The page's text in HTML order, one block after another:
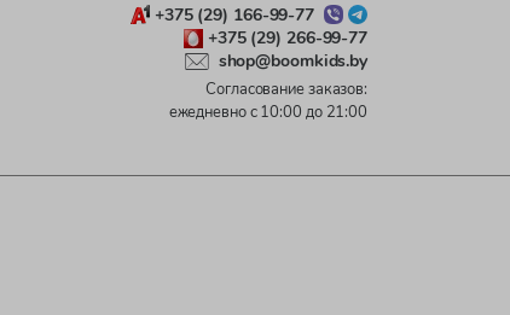
+375 (29) 166-99-77
+375 (29) 266-99-77
shop@boomkids.by
Согласование заказов:
ежедневно с 10:00 до 21:00